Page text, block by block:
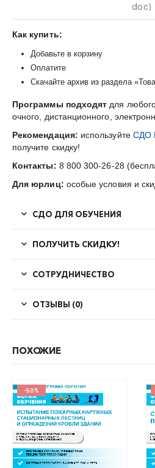
doc)
Как купить:
Добавьте в корзину
Оплатите
Скачайте архив из раздела
Программы подходят для
очного, дистанционного,
Рекомендация: используйте СДО
получите скидку!
Контакты: 8 800 300-26-28
Для юрлиц: особые условия и
СДО ДЛЯ ОБУЧЕНИЯ
ПОЛУЧИТЬ СКИДКУ!
СОТРУДНИЧЕСТВО
ОТЗЫВЫ (0)
ПОХОЖИЕ
-50%